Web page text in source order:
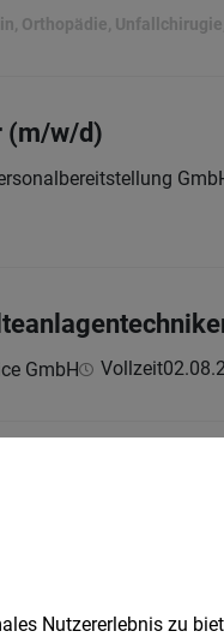
Orthopädie,
(m/w/d)
GmbH Vollzeit
Warmbad-Villach
Nutzererlebnis zu